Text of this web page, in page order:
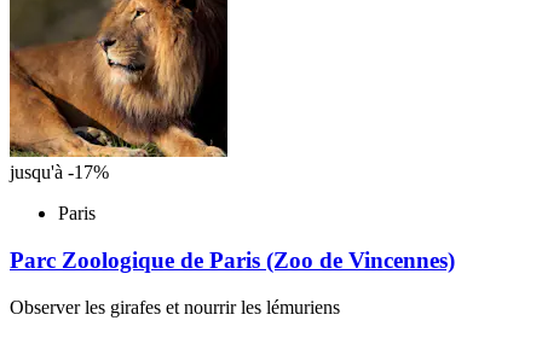
jusqu'à -17%
Paris
Parc Zoologique de Paris (Zoo de Vincennes)
Observer les girafes et nourrir les lémuriens